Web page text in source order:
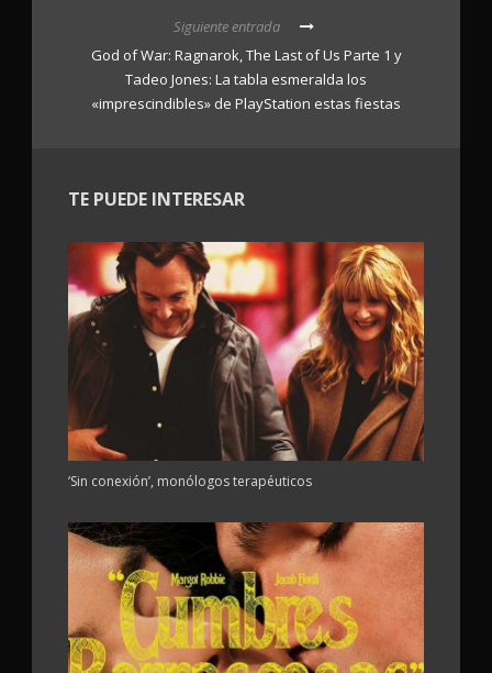
Siguiente entrada
God of War: Ragnarok, The Last of Us Parte 1 y
Tadeo Jones: La tabla esmeralda los
«imprescindibles» de PlayStation estas fiestas
TE PUEDE INTERESAR
‘Sin conexión’, monólogos terapéuticos